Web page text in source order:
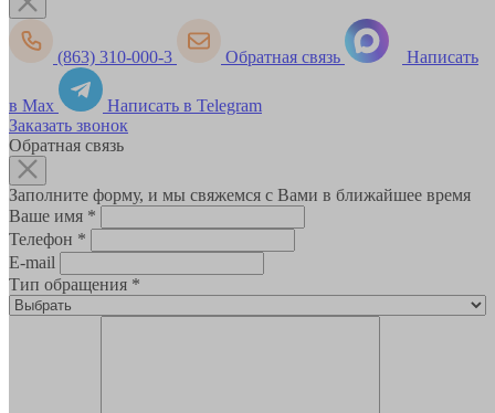
(863) 310-000-3 Обратная связь Написать
в Max
Написать в Telegram
Заказать звонок
Обратная связь
Заполните форму, и мы свяжемся с Вами в ближайшее время
Ваше имя *
Телефон *
E-mail
Тип обращения *